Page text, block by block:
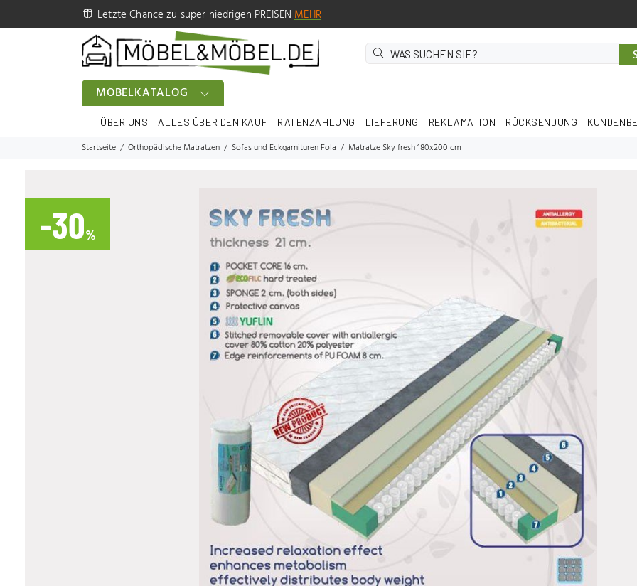
Letzte Chance zu super niedrigen PREISENMEHR
MÖBELKATALOG
ÜBER UNS ALLES ÜBER DEN KAUF RATENZAHLUNG LIEFERUNG REKLAMATION RÜCKSENDUNG
Startseite Orthopädische Matratzen Sofas und Eckgarnituren Fola Matratze Sky fresh 180x200 cm
-30%